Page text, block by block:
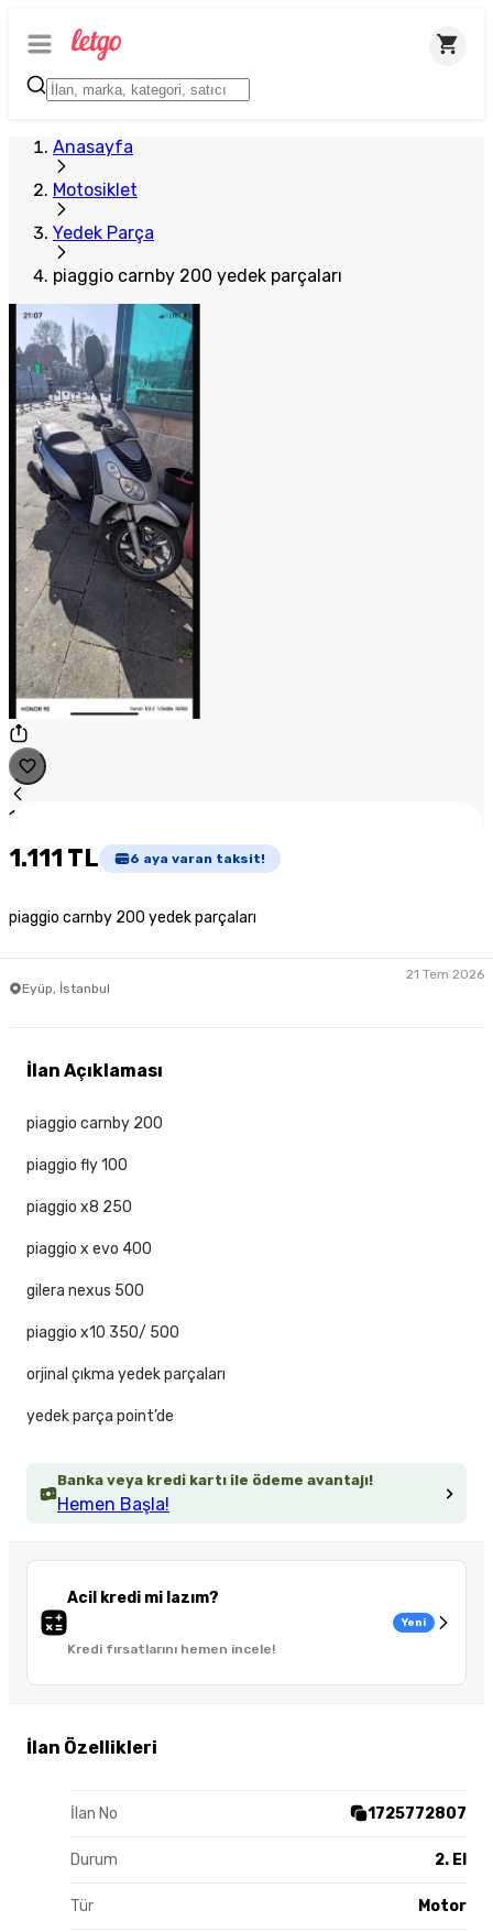
Anasayfa
Motosiklet
Yedek Parça
piaggio carnby 200 yedek parçaları
1
1.111 TL 6 aya varan taksit!
piaggio carnby 200 yedek parçaları
Eyüp, İstanbul
21 Tem 2026
Banka veya kredi kartı ile ödeme avantajı!
Hemen Başla!
Acil kredi mi lazım?
Kredi fırsatlarını hemen incele!
Yeni
İlan Özellikleri
İlan No 1725772807
Durum 2. El
Tür Motor
İlan Açıklaması
piaggio carnby 200
piaggio fly 100
piaggio x8 250
piaggio x evo 400
gilera nexus 500
piaggio x10 350/ 500
orjinal çıkma yedek parçaları
yedek parça point’de